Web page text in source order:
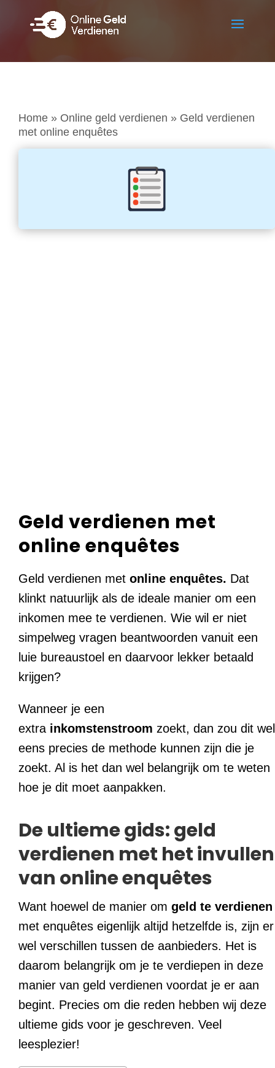
Home » Online geld verdienen » Geld verdienen
met online enquêtes
Geld verdienen met
online enquêtes
Geld verdienen met online enquêtes. Dat
klinkt natuurlijk als de ideale manier om een
inkomen mee te verdienen. Wie wil er niet
simpelweg vragen beantwoorden vanuit een
luie bureaustoel en daarvoor lekker betaald
krijgen?
Wanneer je een
extra inkomstenstroom zoekt, dan zou dit wel
eens precies de methode kunnen zijn die je
zoekt. Al is het dan wel belangrijk om te weten
hoe je dit moet aanpakken.
De ultieme gids: geld
verdienen met het invullen
van online enquêtes
Want hoewel de manier om geld te verdienen
met enquêtes eigenlijk altijd hetzelfde is, zijn er
wel verschillen tussen de aanbieders. Het is
daarom belangrijk om je te verdiepen in deze
manier van geld verdienen voordat je er aan
begint. Precies om die reden hebben wij deze
ultieme gids voor je geschreven. Veel
leesplezier!